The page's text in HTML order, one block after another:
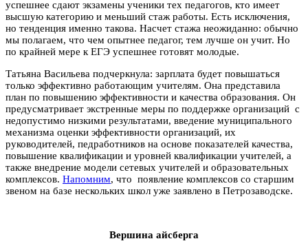
успешнее сдают экзамены ученики тех педагогов, кто имеет
высшую категорию и меньший стаж работы. Есть исключения,
но тенденция именно такова. Насчет стажа неожиданно: обычно
мы полагаем, что чем опытнее педагог, тем лучше он учит. Но
по крайней мере к ЕГЭ успешнее готовят молодые.
Татьяна Васильева подчеркнула: зарплата будет повышаться
только эффективно работающим учителям. Она представила
план по повышению эффективности и качества образования. Он
предусматривает экстренные меры по поддержке организаций с
недопустимо низкими результатами, введение муниципального
механизма оценки эффективности организаций, их
руководителей, педработников на основе показателей качества,
повышение квалификации и уровней квалификации учителей, а
также внедрение модели сетевых учителей и образовательных
комплексов. Напомним, что появление комплексов со старшим
звеном на базе нескольких школ уже заявлено в Петрозаводске.
Вершина айсберга